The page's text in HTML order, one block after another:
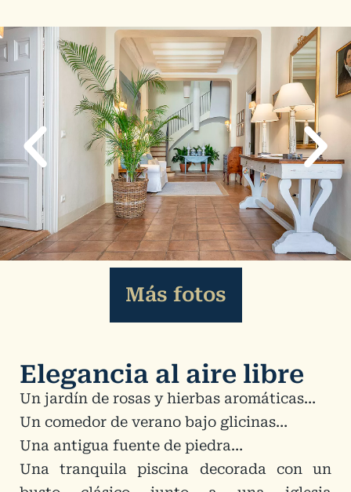
Más fotos
Elegancia al aire libre
Un jardín de rosas y hierbas aromáticas…
Un comedor de verano bajo glicinas…
Una antigua fuente de piedra…
Una tranquila piscina decorada con un